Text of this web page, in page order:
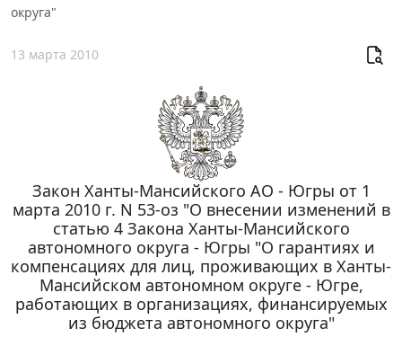
округа"
13 марта 2010
Закон Ханты-Мансийского АО - Югры от 1
марта 2010 г. N 53-оз "О внесении изменений в
статью 4 Закона Ханты-Мансийского
автономного округа - Югры "О гарантиях и
компенсациях для лиц, проживающих в Ханты-
Мансийском автономном округе - Югре,
работающих в организациях, финансируемых
из бюджета автономного округа"